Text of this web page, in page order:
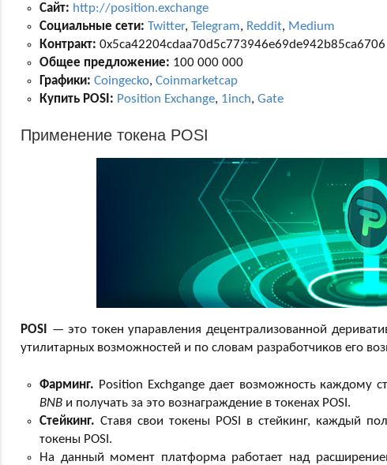
Сайт: http://position.exchange
Социальные сети: Twitter, Telegram, Reddit, Medium
Контракт: 0x5ca42204cdaa70d5c773946e69de942b85ca6706
Общее предложение: 100 000 000
Графики: Coingecko, Coinmarketcap
Купить POSI: Position Exchange, 1inch, Gate
Применение токена POSI
POSI — это токен упаравления децентрализованной
утилитарных возможностей и по словам разработчиков его
Фарминг. Position Exchgange дает возможность каждому
BNB и получать за это вознаграждение в токенах POSI.
Стейкинг. Ставя свои токены POSI в стейкинг, каждый
токены POSI.
На данный момент платформа работает над